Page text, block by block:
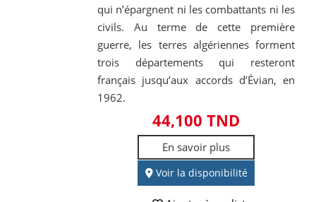
qui n’épargnent ni les combattants ni les
civils. Au terme de cette première
guerre, les terres algériennes forment
trois départements qui resteront
français jusqu’aux accords d’Évian, en
1962.
44,100 TND
En savoir plus
Voir la disponibilité